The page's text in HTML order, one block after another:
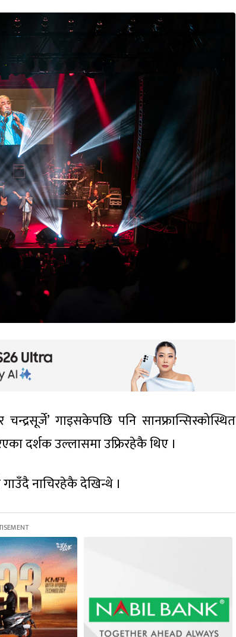
गाइसकेपछि पनि सानफ्रान्सिस्कोस्थित
दर्शक उल्लासमा उफ्रिरहेकै थिए ।
नाचिरहेकै देखिन्थे ।